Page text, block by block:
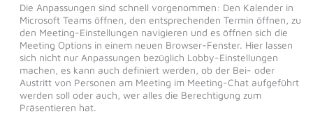
Die Anpassungen sind schnell vorgenommen: Den Kalender in
Microsoft Teams öffnen, den entsprechenden Termin öffnen, zu
den Meeting-Einstellungen navigieren und es öffnen sich die
Meeting Options in einem neuen Browser-Fenster. Hier lassen
sich nicht nur Anpassungen bezüglich Lobby-Einstellungen
machen, es kann auch definiert werden, ob der Bei- oder
Austritt von Personen am Meeting im Meeting-Chat aufgeführt
werden soll oder auch, wer alles die Berechtigung zum
Präsentieren hat.